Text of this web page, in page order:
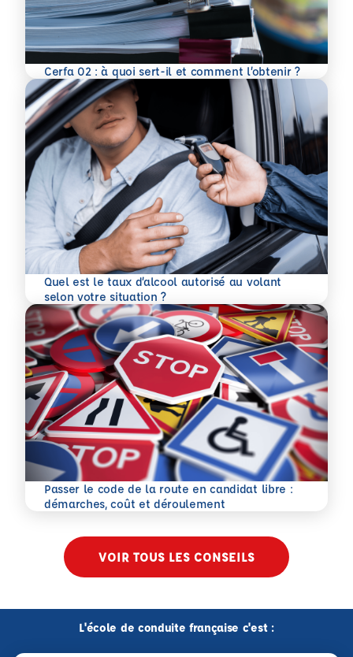
Cerfa 02 : à quoi sert-il et comment l’obtenir ?
En savoir plus
Quel est le taux d’alcool autorisé au volant
selon votre situation ?
En savoir plus
Passer le code de la route en candidat libre :
démarches, coût et déroulement
En savoir plus
VOIR TOUS LES CONSEILS
L'école de conduite française c'est :